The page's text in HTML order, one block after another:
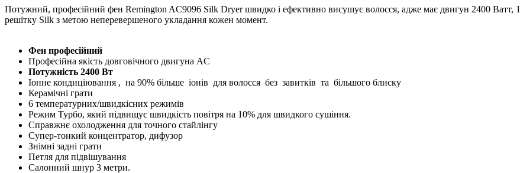
Потужний, професійний фен Remington AC9096 Silk Dryer швидко і ефективно висушує волосся, адже має двигун 2400 Ватт,
решітку Silk з метою неперевершеного укладання кожен момент.
Фен професійний
Професійна якість довговічного двигуна AC
Потужність 2400 Вт
Іонне кондиціювання , на 90% більше іонів для волосся без завитків та більшого блиску
Керамічні грати
6 температурних/швидкісних режимів
Режим Турбо, який підвищує швидкість повітря на 10% для швидкого сушіння.
Справжнє охолодження для точного стайлінгу
Супер-тонкий концентратор, дифузор
Знімні задні грати
Петля для підвішування
Салонний шнур 3 метри.